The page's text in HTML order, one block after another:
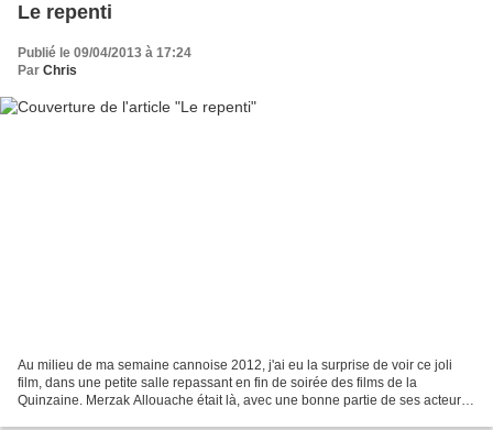
Le repenti
Publié le 09/04/2013 à 17:24
Par Chris
Au milieu de ma semaine cannoise 2012, j'ai eu la surprise de voir ce joli
film, dans une petite salle repassant en fin de soirée des films de la
Quinzaine. Merzak Allouache était là, avec une bonne partie de ses acteurs,